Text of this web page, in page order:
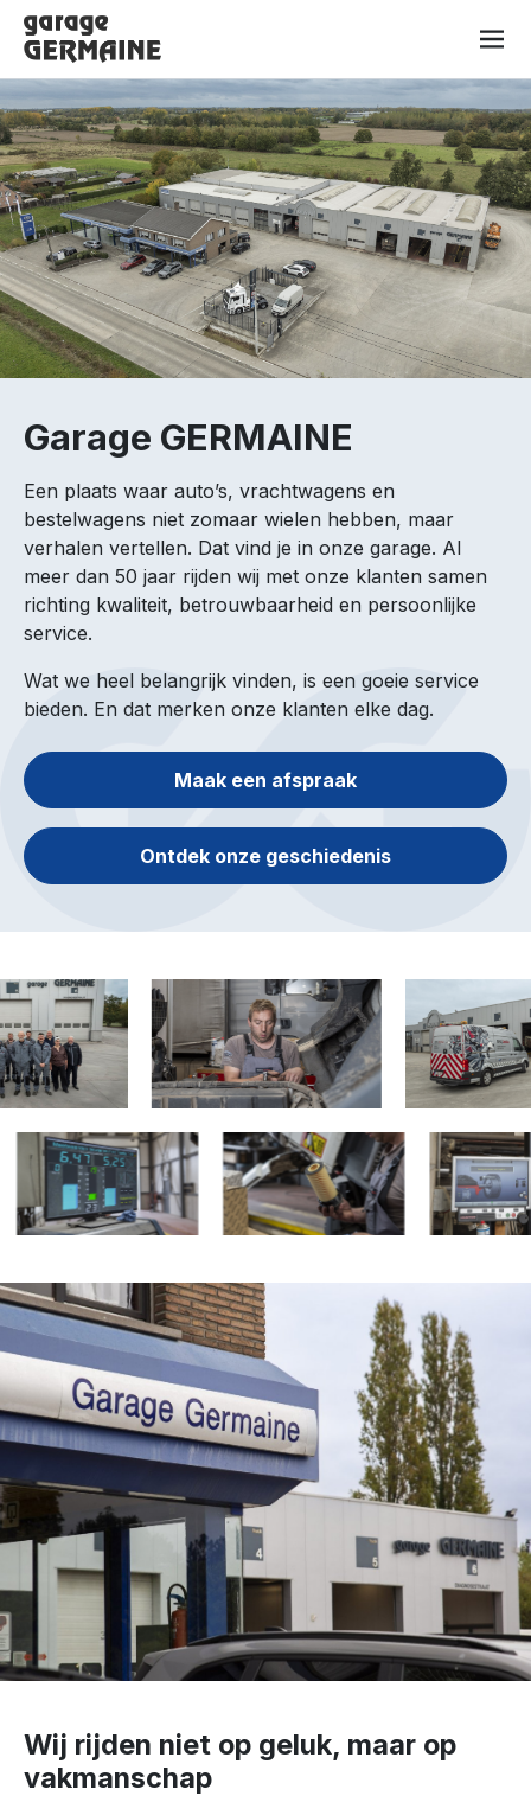
Naar inhoud
Garage GERMAINE
Een plaats waar auto’s, vrachtwagens en
bestelwagens niet zomaar wielen hebben, maar
verhalen vertellen. Dat vind je in onze garage. Al
meer dan 50 jaar rijden wij met onze klanten samen
richting kwaliteit, betrouwbaarheid en persoonlijke
service.
Wat we heel belangrijk vinden, is een goeie service
bieden. En dat merken onze klanten elke dag.
Maak een afspraak
Ontdek onze geschiedenis
Wij rijden niet op geluk, maar op
vakmanschap